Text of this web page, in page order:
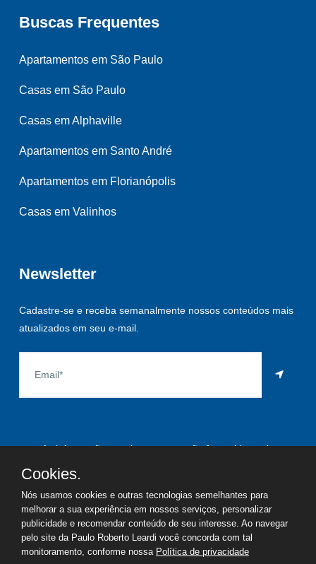
Buscas Frequentes
Apartamentos em São Paulo
Casas em São Paulo
Casas em Alphaville
Apartamentos em Santo André
Apartamentos em Florianópolis
Casas em Valinhos
Newsletter
Cadastre-se e receba semanalmente nossos conteúdos mais
atualizados em seu e-mail.
As informações aqui constantes são fornecidas pelo
proprietário do imóvel e estão sujeitas a alteração a qualquer
©2026Copyright - Paulo Roberto Leardi | Todos os direitos
Cookies.
Nós usamos cookies e outras tecnologias semelhantes para
melhorar a sua experiência em nossos serviços, personalizar
publicidade e recomendar conteúdo de seu interesse. Ao navegar
pelo site da Paulo Roberto Leardi você concorda com tal
monitoramento, conforme nossa Política de privacidade